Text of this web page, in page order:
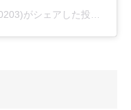
がシェアした投稿